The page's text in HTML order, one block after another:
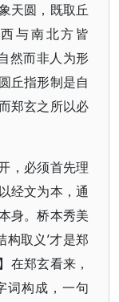
天圆，既取丘
与南北方皆
然而非人为形
丘指形制是自
郑玄之所以必
，必须首先理
经文为本，通
身。桥本秀美
构取义’才是郑
在郑玄看来，
词构成，一句